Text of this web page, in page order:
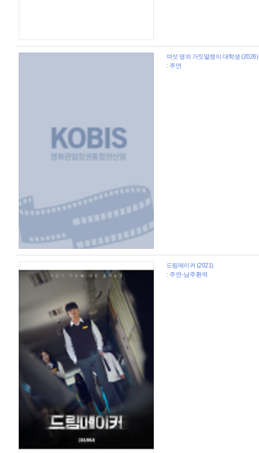
여섯 명의 거짓말쟁이 대학생 (2026)
: 주연
드림메이커 (2021)
: 주연-남주환역